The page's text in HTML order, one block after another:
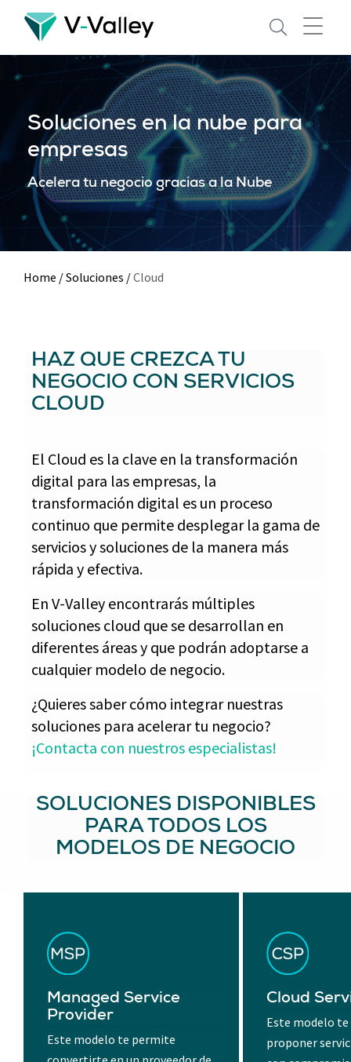
Skip
main
content
Soluciones en la nube para
empresas
Acelera tu negocio gracias a la Nube
Home /Soluciones /Cloud
HAZ QUE CREZCA TU
NEGOCIO CON SERVICIOS
CLOUD
El Cloud es la clave en la transformación
digital para las empresas, la
transformación digital es un proceso
continuo que permite desplegar la gama de
servicios y soluciones de la manera más
rápida y efectiva.
En V-Valley encontrarás múltiples
soluciones cloud que se desarrollan en
diferentes áreas y que podrán adoptarse a
cualquier modelo de negocio.
¿Quieres saber cómo integrar nuestras
soluciones para acelerar tu negocio?
¡Contacta con nuestros especialistas!
SOLUCIONES DISPONIBLES
PARA TODOS LOS
MODELOS DE NEGOCIO
Managed Service
Provider
Este modelo te permite
Cloud
Este modelo
proponer